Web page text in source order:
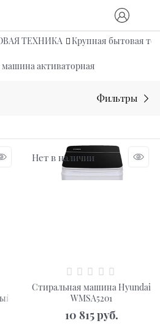
ТЕХНИКА Крупная бытовая
активаторная
Фильтры
Нет в наличии
Стиральная машина Hyundai
WMSA5201
10 815 руб.